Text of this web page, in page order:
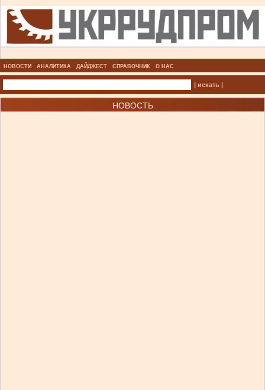
НОВОСТИ АНАЛИТИКА ДАЙДЖЕСТ СПРАВОЧНИК О НАС
| искать |
НОВОСТЬ